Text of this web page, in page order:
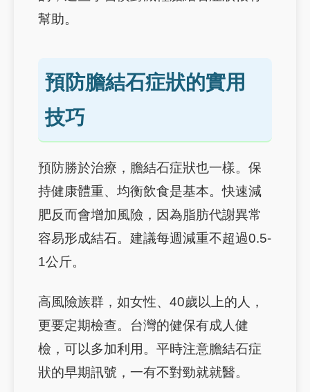
幫助。
預防膽結石症狀的實用
技巧
預防勝於治療，膽結石症狀也一樣。保
持健康體重、均衡飲食是基本。快速減
肥反而會增加風險，因為脂肪代謝異常
容易形成結石。建議每週減重不超過0.5-
1公斤。
高風險族群，如女性、40歲以上的人，
更要定期檢查。台灣的健保有成人健
檢，可以多加利用。平時注意膽結石症
狀的早期訊號，一有不對勁就就醫。